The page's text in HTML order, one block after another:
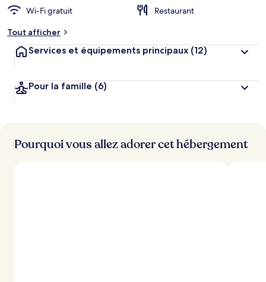
Wi-Fi gratuit
Restaurant
Tout afficher
Services et équipements principaux (12)
Pour la famille (6)
Pourquoi vous allez adorer cet hébergement